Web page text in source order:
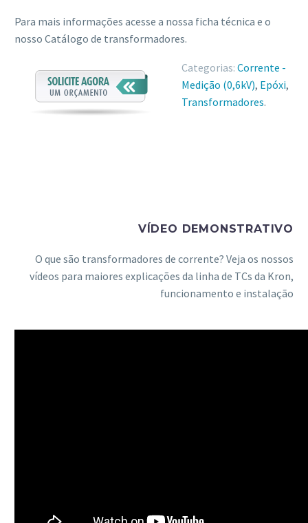
Para mais informações acesse a nossa ficha técnica e o
nosso Catálogo de transformadores.
Categorias: Corrente -
Medição (0,6kV), Epóxi,
Transformadores.
VÍDEO DEMONSTRATIVO
O que são transformadores de corrente? Veja os nossos
vídeos para maiores explicações da linha de TCs da Kron,
funcionamento e instalação